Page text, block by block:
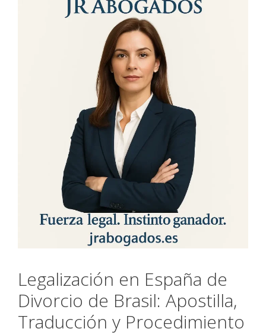
Legalización en España de
Divorcio de Brasil: Apostilla,
Traducción y Procedimiento